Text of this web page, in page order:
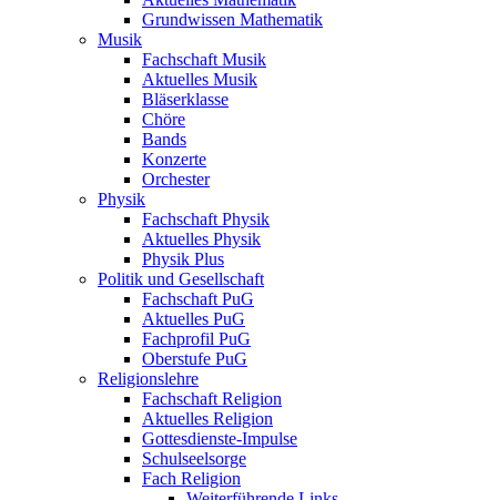
Grundwissen Mathematik
Musik
Fachschaft Musik
Aktuelles Musik
Bläserklasse
Chöre
Bands
Konzerte
Orchester
Physik
Fachschaft Physik
Aktuelles Physik
Physik Plus
Politik und Gesellschaft
Fachschaft PuG
Aktuelles PuG
Fachprofil PuG
Oberstufe PuG
Religionslehre
Fachschaft Religion
Aktuelles Religion
Gottesdienste-Impulse
Schulseelsorge
Fach Religion